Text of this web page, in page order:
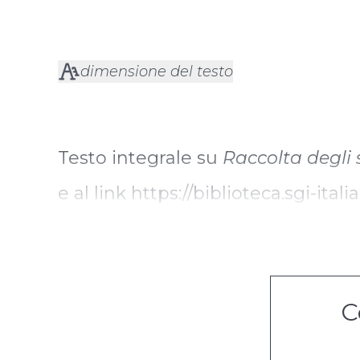
dimensione del testo
Testo integrale su Raccolta degli
e al link https://biblioteca.sgi-